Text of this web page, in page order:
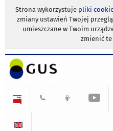
Strona wykorzystuje pliki
zmiany ustawień Twojej
umieszczane w Twoim
zmienić